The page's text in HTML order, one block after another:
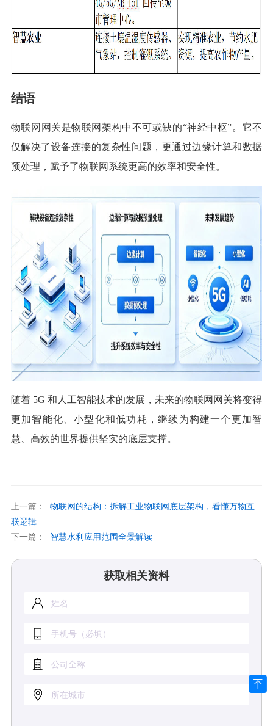
结语
物联网网关是物联网架构中不可或缺的“神经中枢”。它不
仅解决了设备连接的复杂性问题，更通过边缘计算和数据
预处理，赋予了物联网系统更高的效率和安全性。
随着 5G 和人工智能技术的发展，未来的物联网网关将变得
更加智能化、小型化和低功耗，继续为构建一个更加智
慧、高效的世界提供坚实的底层支撑。
上一篇：
物联网的结构：拆解工业物联网底层架构，看懂万物互
联逻辑
下一篇：
智慧水利应用范围全景解读
获取相关资料